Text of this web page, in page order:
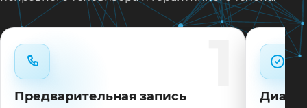
Типовые неисправности при наличии деталей
Нужен ремонт LG 42LF5600 в Краснодаре?
Оставьте заявку или позвоните: укажите
симптомы — подскажем ориентир по сроку и
Предварительная запись